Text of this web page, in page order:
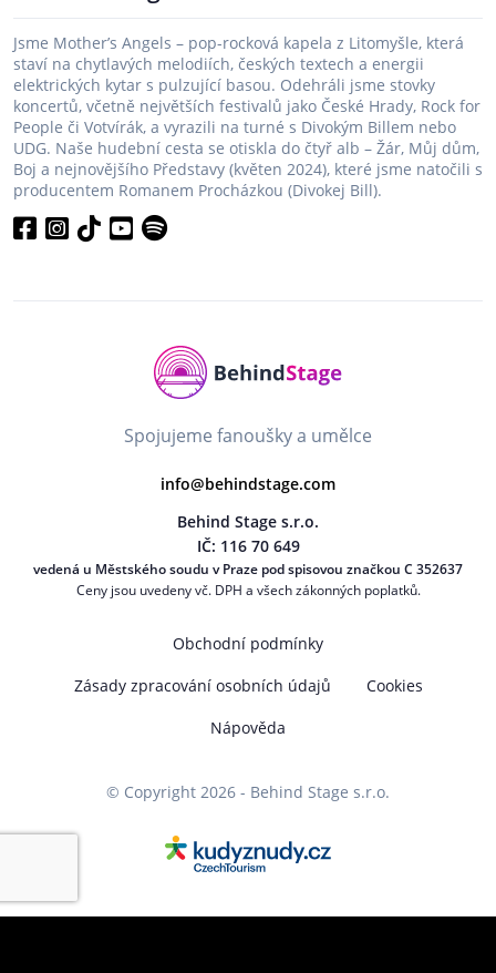
Jsme Mother’s Angels – pop-rocková kapela z Litomyšle, která
staví na chytlavých melodiích, českých textech a energii
elektrických kytar s pulzující basou. Odehráli jsme stovky
koncertů, včetně největších festivalů jako České Hrady, Rock for
People či Votvírák, a vyrazili na turné s Divokým Billem nebo
UDG. Naše hudební cesta se otiskla do čtyř alb – Žár, Můj dům,
Boj a nejnovějšího Představy (květen 2024), které jsme natočili s
producentem Romanem Procházkou (Divokej Bill).
Spojujeme fanoušky a umělce
info@behindstage.com
Behind Stage s.r.o.
IČ: 116 70 649
vedená u Městského soudu v Praze pod spisovou značkou C 352637
Ceny jsou uvedeny vč. DPH a všech zákonných poplatků.
Obchodní podmínky
Zásady zpracování osobních údajů
Cookies
Nápověda
© Copyright 2026 - Behind Stage s.r.o.